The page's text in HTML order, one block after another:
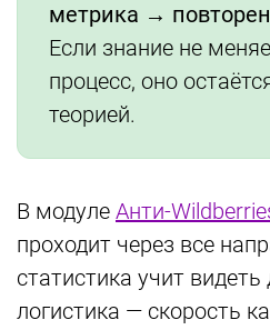
метрика →
Если знание не
процесс, оно
теорией.
В модуле Анти-
проходит через все
статистика учит видеть
логистика — скорость